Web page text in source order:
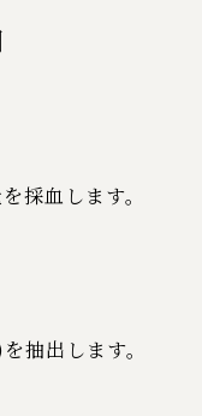
採血します。
抽出します。